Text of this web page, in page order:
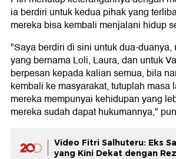
ia berdiri untuk kedua pihak yang
mereka bisa kembali menjalani hidup
"Saya berdiri di sini untuk dua-duanya,
yang bernama Loli, Laura, dan untuk
berpesan kepada kalian semua, bila
kembali ke masyarakat, tutuplah masa
mereka mempunyai kehidupan yang
mereka sudah dapat hukumannya,"
Video Fitri Salhuteru: Eks
yang Kini Dekat dengan